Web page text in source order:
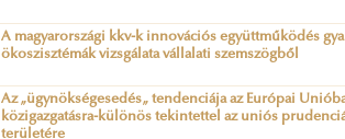
A magyarországi kkv-k innovációs együttműködés
ökoszisztémák vizsgálata vállalati szemszögből
Az „ügynökségesedés„ tendenciája az Európai
közigazgatásra-különös tekintettel az uniós
területére